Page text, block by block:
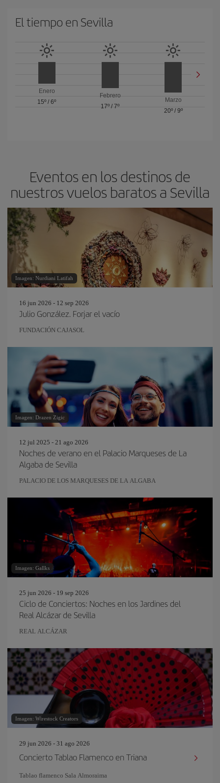
El tiempo en Sevilla
Enero
15º /6º
Febrero
17º / 7º
Marzo
20º/ 9º
Eventos en los destinos de
nuestros vuelos baratos a Sevilla
Imagen: Nurdiani Latifah
16 jun 2026 - 12 sep 2026
Julio González. Forjar el vacío
FUNDACIÓN CAJASOL
Imagen: Drazen Zigic
12 jul 2025 - 21 ago 2026
Noches de verano en el Palacio Marqueses de La
Algaba de Sevilla
PALACIO DE LOS MARQUESES DE LA ALGABA
Imagen: Gallks
25 jun 2026 - 19 sep 2026
Ciclo de Conciertos: Noches en los Jardines del
Real Alcázar de Sevilla
REAL ALCÁZAR
Imagen: Wirestock Creators
29 jun 2026 - 31 ago 2026
Concierto Tablao Flamenco en Triana
Tablao flamenco Sala Almoraima